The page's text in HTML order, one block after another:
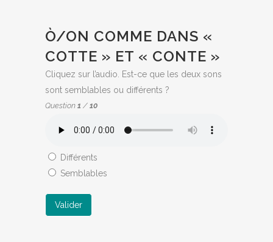
QUIZ:
Ò/ON COMME DANS «
COTTE » ET « CONTE »
Cliquez sur l’audio. Est-ce que les deux sons
sont semblables ou différents ?
Question 1 / 10
Différents
Semblables
Valider